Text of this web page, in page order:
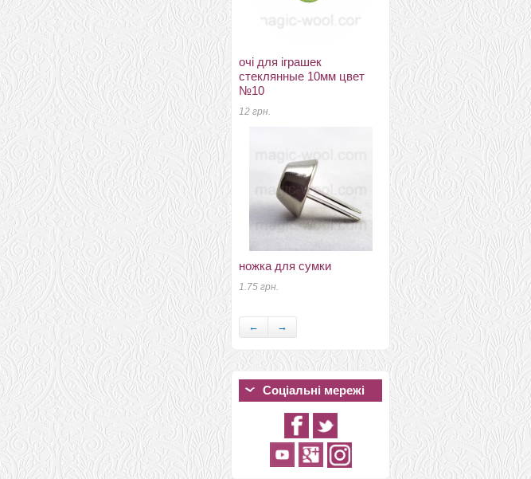
очі для іграшек
стеклянные 10мм цвет
№10
12 грн.
ножка для сумки
1.75 грн.
кабюшоны 25мм 25мм
№40
36 грн.
шарфи шифонові
кольорові 110см*175см
шелковый шарф 0029
350 грн.
← →
Соціальні мережі